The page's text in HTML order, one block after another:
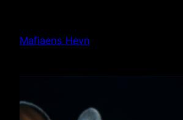
innhold
Mafiaens Hevn